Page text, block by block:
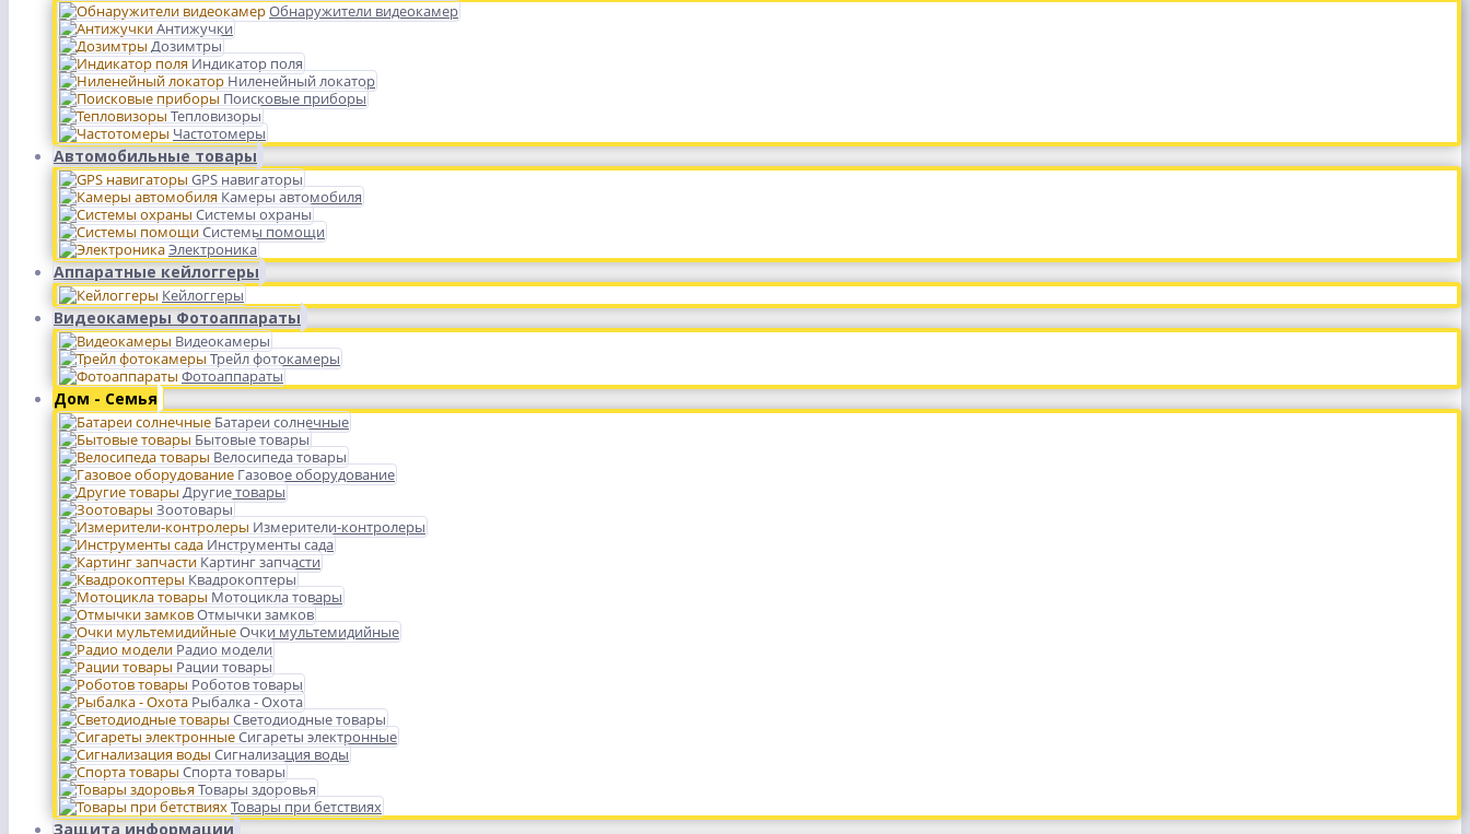
Обнаружители видеокамер
Антижучки
Дозимтры
Индикатор поля
Ниленейный локатор
Поисковые приборы
Тепловизоры
Частотомеры
Автомобильные товары
GPS навигаторы
Камеры автомобиля
Системы охраны
Системы помощи
Электроника
Аппаратные кейлоггеры
Кейлоггеры
Видеокамеры Фотоаппараты
Видеокамеры
Трейл фотокамеры
Фотоаппараты
Дом - Семья
Батареи солнечные
Бытовые товары
Велосипеда товары
Газовое оборудование
Другие товары
Зоотовары
Измерители-контролеры
Инструменты сада
Картинг запчасти
Квадрокоптеры
Мотоцикла товары
Отмычки замков
Очки мультемидийные
Радио модели
Рации товары
Роботов товары
Рыбалка - Охота
Светодиодные товары
Сигареты электронные
Сигнализация воды
Спорта товары
Товары здоровья
Товары при бетствиях
Защита информации